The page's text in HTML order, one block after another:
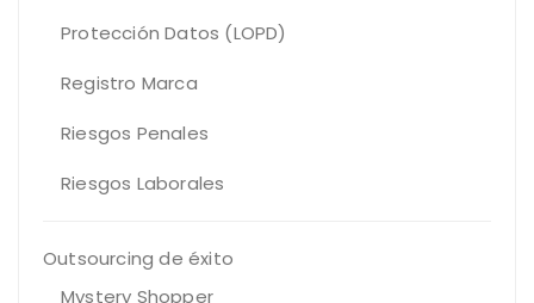
Protección Datos (LOPD)
Registro Marca
Riesgos Penales
Riesgos Laborales
Outsourcing de éxito
Mystery Shopper